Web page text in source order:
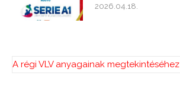
2026.04.18.
A régi VLV anyagainak megtekintéséhez